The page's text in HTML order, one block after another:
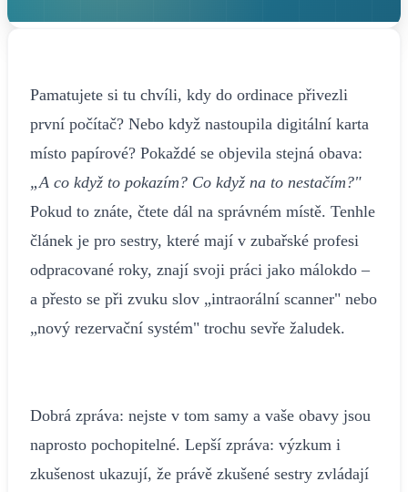
Pamatujete si tu chvíli, kdy do ordinace přivezli
první počítač? Nebo když nastoupila digitální karta
místo papírové? Pokaždé se objevila stejná obava:
„A co když to pokazím? Co když na to nestačím?"
Pokud to znáte, čtete dál na správném místě. Tenhle
článek je pro sestry, které mají v zubařské profesi
odpracované roky, znají svoji práci jako málokdo –
a přesto se při zvuku slov „intraorální scanner" nebo
„nový rezervační systém" trochu sevře žaludek.
Dobrá zpráva: nejste v tom samy a vaše obavy jsou
naprosto pochopitelné. Lepší zpráva: výzkum i
zkušenost ukazují, že právě zkušené sestry zvládají